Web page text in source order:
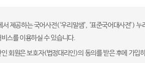
서 제공하는 국어사전(‘우리말샘’, ‘표준국어대사전’)
비스를 이용하실 수 있습니다.
회원은 보호자(법정대리인)의 동의를 받은 후에 가입